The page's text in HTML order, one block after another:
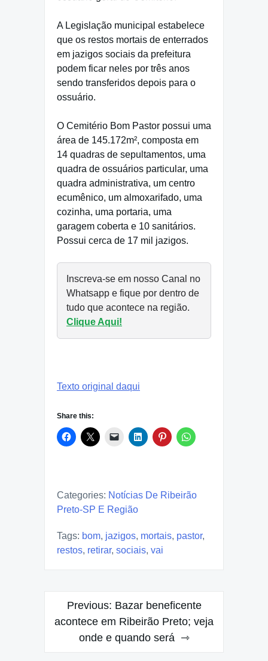
A Legislação municipal estabelece
que os restos mortais de enterrados
em jazigos sociais da prefeitura
podem ficar neles por três anos
sendo transferidos depois para o
ossuário.
O Cemitério Bom Pastor possui uma
área de 145.172m², composta em
14 quadras de sepultamentos, uma
quadra de ossuários particular, uma
quadra administrativa, um centro
ecumênico, um almoxarifado, uma
cozinha, uma portaria, uma
garagem coberta e 10 sanitários.
Possui cerca de 17 mil jazigos.
Inscreva-se em nosso Canal no
Whatsapp e fique por dentro de
tudo que acontece na região.
Clique Aqui!
Texto original daqui
Share this:
Categories: Notícias De Ribeirão
Preto-SP E Região
Tags: bom, jazigos, mortais, pastor,
restos, retirar, sociais, vai
Post
navigation
Previous: Bazar beneficente
acontece em Ribeirão Preto; veja
onde e quando será